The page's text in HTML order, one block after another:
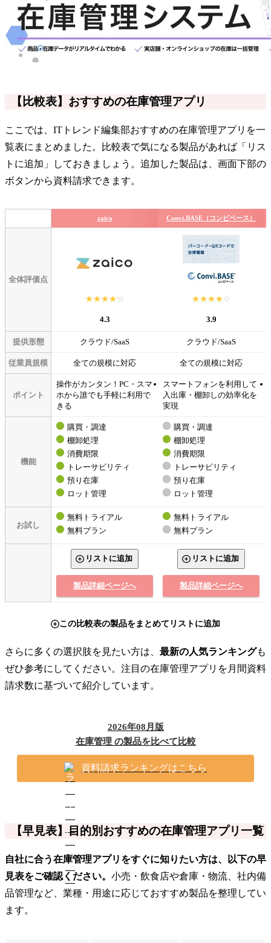
【比較表】おすすめの在庫管理アプリ
ここでは、ITトレンド編集部おすすめの在庫管理アプリを一
覧表にまとめました。比較表で気になる製品があれば「リス
トに追加」しておきましょう。追加した製品は、画面下部の
ボタンから資料請求できます。
zaico Convi.BASE（コンビベース）
全体評価点
☆☆☆☆☆
★★★★★
4.3
☆☆☆☆☆
★★★★★
3.9
提供形態 クラウド/SaaS クラウド/SaaS
従業員規模 全ての規模に対応 全ての規模に対応
ポイント
操作がカンタン！PC・スマ
ホから誰でも手軽に利用で
きる
スマートフォンを利用して
入出庫・棚卸しの効率化を
実現
機能
購買・調達
棚卸処理
消費期限
トレーサビリティ
預り在庫
ロット管理
購買・調達
棚卸処理
消費期限
トレーサビリティ
預り在庫
ロット管理
お試し
無料トライアル
無料プラン
無料トライアル
無料プラン
リストに追加
製品詳細ページへ
リストに追加
製品詳細ページへ
この比較表の製品をまとめてリストに追加
さらに多くの選択肢を見たい方は、 最新の人気ランキングも
ぜひ参考にしてください。注目の在庫管理アプリを月間資料
請求数に基づいて紹介しています。
2026年08月版
在庫管理 の製品を比べて比較
資料請求ランキングはこちら
【早見表】目的別おすすめの在庫管理アプリ一覧
自社に合う在庫管理アプリをすぐに知りたい方は、以下の早
見表をご確認ください。 小売・飲食店や倉庫・物流、社内備
品管理など、業種・用途に応じておすすめ製品を整理してい
ます。